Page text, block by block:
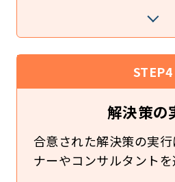
STEP4
解決策の
合意された解決策の実
ナーやコンサルタントを